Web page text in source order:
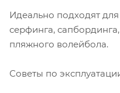
Идеально подходят
серфинга,
пляжного волейбола.
Советы по